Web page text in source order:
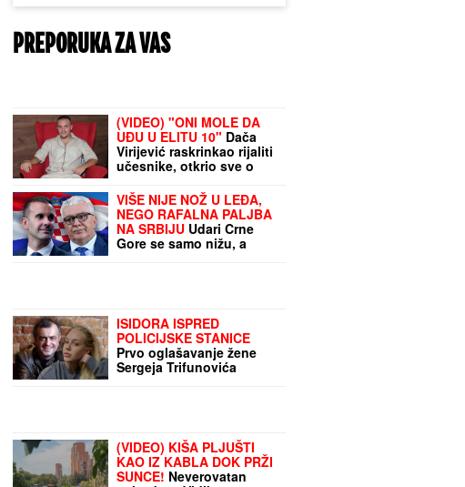
PREPORUKA ZA VAS
(VIDEO) "ONI MOLE DA
UĐU U ELITU 10" Dača
Virijević raskrinkao rijaliti
učesnike, otkrio sve o
"Filip se dopisuje sa
pevačicom"
VIŠE NIJE NOŽ U LEĐA,
NEGO RAFALNA PALJBA
NA SRBIJU Udari Crne
Gore se samo nižu, a
ISIDORA ISPRED
POLICIJSKE STANICE
Prvo oglašavanje žene
Sergeja Trifunovića
(VIDEO) KIŠA PLJUŠTI
KAO IZ KABLA DOK PRŽI
SUNCE! Neverovatan